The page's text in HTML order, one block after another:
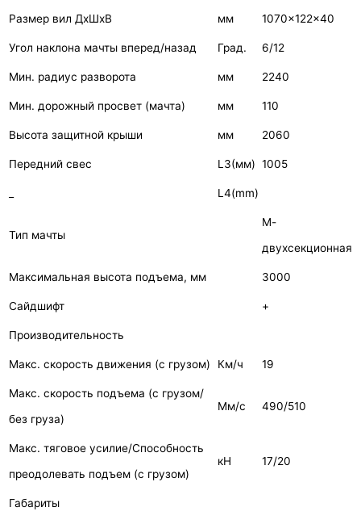
Размер вил ДхШхВ мм 1070x122x40
Угол наклона мачты вперед/назад Град. 6/12
Мин. радиус разворота мм 2240
Мин. дорожный просвет (мачта) мм 110
Высота защитной крыши мм 2060
Передний свес L3(мм) 1005
L4(mm)
Тип мачты
М-
двухсекционная
Максимальная высота подъема, мм 3000
Сайдшифт +
Производительность
Макс. скорость движения (с грузом) Км/ч 19
Макс. скорость подъема (с грузом/
без груза)
Мм/с 490/510
Макс. тяговое усилие/Способность
преодолевать подъем (с грузом)
кН 17/20
Габариты